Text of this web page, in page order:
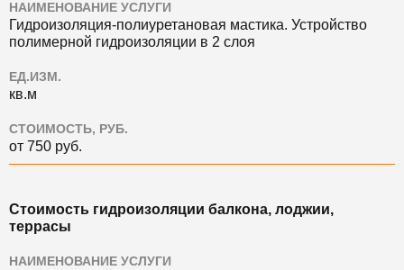
НАИМЕНОВАНИЕ УСЛУГИ
Гидроизоляция-полиуретановая мастика. Устройство
полимерной гидроизоляции в 2 слоя
ЕД.ИЗМ.
кв.м
СТОИМОСТЬ, РУБ.
от 750 руб.
Стоимость гидроизоляции балкона, лоджии,
террасы
НАИМЕНОВАНИЕ УСЛУГИ